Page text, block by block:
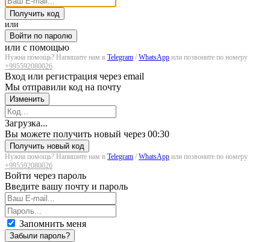
Получить код
или
Войти по паролю
или с помощью
Нужна помощь? Напишите нам в Telegram / WhatsApp или позвоните по номеру
+995592080026
Вход или регистрация через email
Мы отправили код на почту
Изменить
Загрузка...
Вы можете получить новый через 00:30
Получить новый код
Нужна помощь? Напишите нам в Telegram / WhatsApp или позвоните по номеру
+995592080026
Войти через пароль
Введите вашу почту и пароль
Запомнить меня
Забыли пароль?